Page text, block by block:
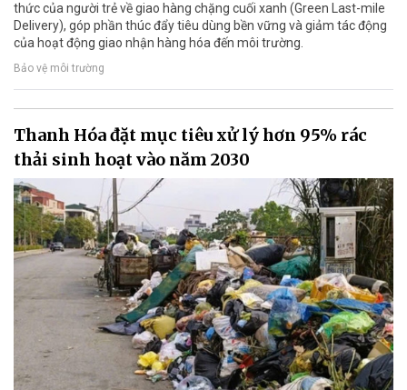
thức của người trẻ về giao hàng chặng cuối xanh (Green Last-mile
Delivery), góp phần thúc đẩy tiêu dùng bền vững và giảm tác động
của hoạt động giao nhận hàng hóa đến môi trường.
Bảo vệ môi trường
Thanh Hóa đặt mục tiêu xử lý hơn 95% rác
thải sinh hoạt vào năm 2030